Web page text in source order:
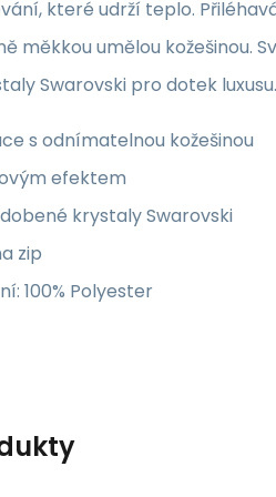
které udrží teplo.
měkkou umělou kožešinou.
Swarovski pro dotek luxusu.
s odnímatelnou kožešinou
efektem
krystaly Swarovski
zip
100% Polyester